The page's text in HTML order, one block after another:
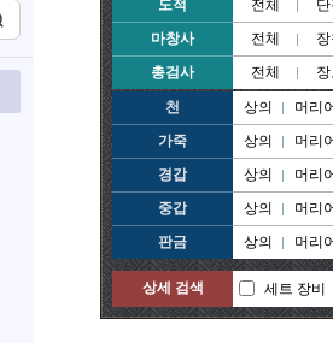
도적
전체
마창사
전체
총검사
전체
천 상의
머리
가죽
상의
머리
경갑
상의
머리
중갑
상의
머리
판금
상의 머리
상세 검색 세트 장비